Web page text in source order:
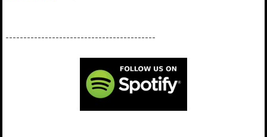
------------------------------------------